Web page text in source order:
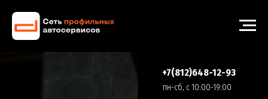
пн-cб, с 10:00-19:00
+7(812)648-12-93